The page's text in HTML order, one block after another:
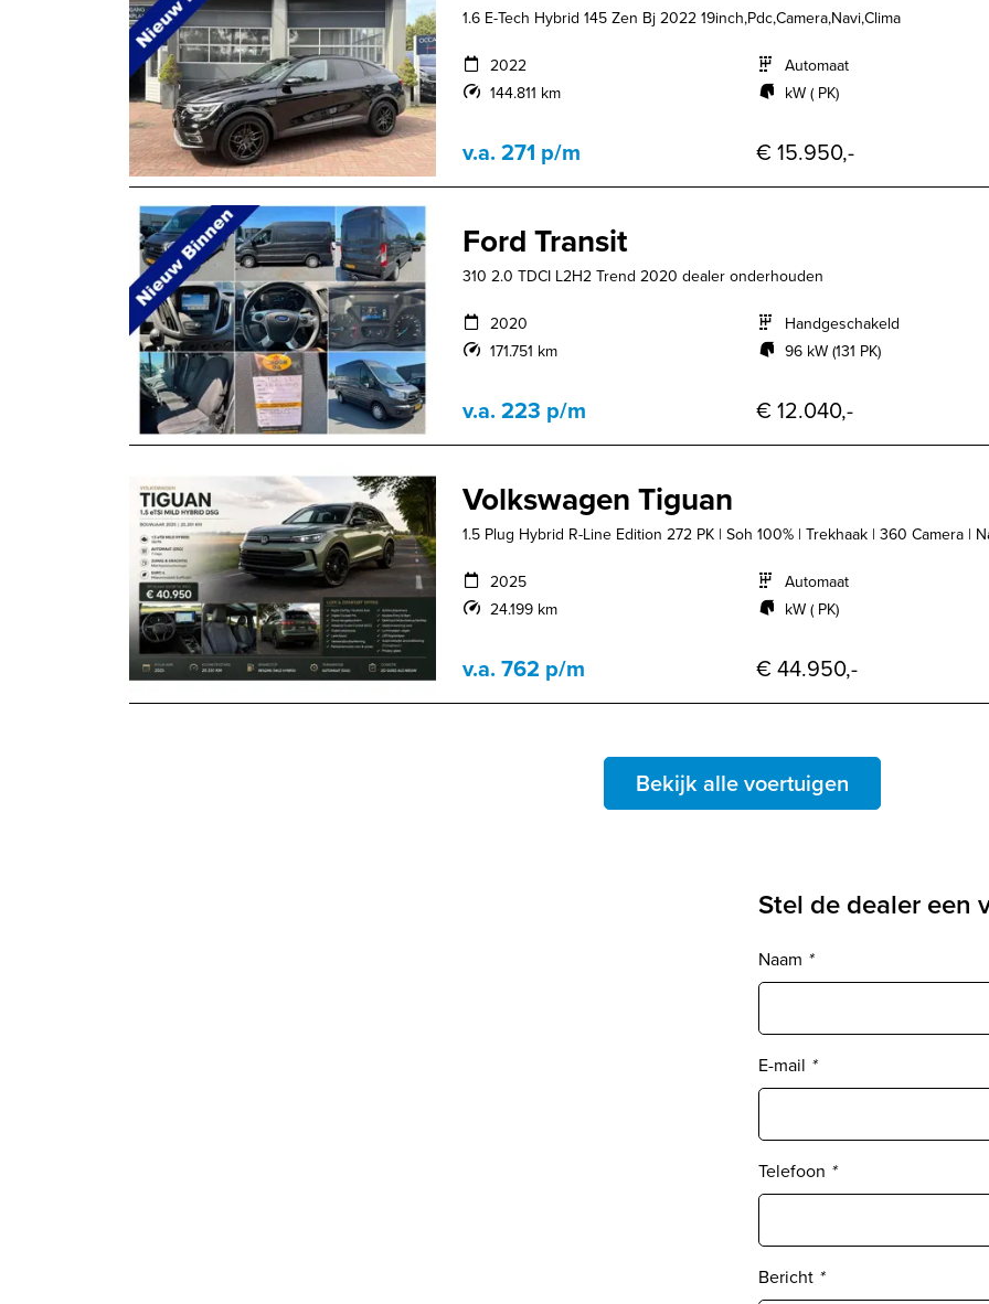
1.6 E-Tech Hybrid 145 Zen Bj 2022 19inch,Pdc,Camera,Navi,Clima
2022
144.811 km
Automaat
kW ( PK)
v.a. 271 p/m € 15.950,-
Ford Transit
310 2.0 TDCI L2H2 Trend 2020 dealer onderhouden
2020
171.751 km
Handgeschakeld
96 kW (131 PK)
v.a. 223 p/m € 12.040,-
Volkswagen Tiguan
1.5 Plug Hybrid R-Line Edition 272 PK | Soh 100% | Trekhaak | 360 Camera |
2025
24.199 km
Automaat
kW ( PK)
v.a. 762 p/m € 44.950,-
Bekijk alle voertuigen
Stel de dealer een
Naam *
E-mail *
Telefoon *
Bericht *